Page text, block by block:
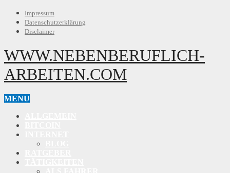
Impressum
Datenschutzerklärung
Disclaimer
WWW.NEBENBERUFLICH-
ARBEITEN.COM
MENU